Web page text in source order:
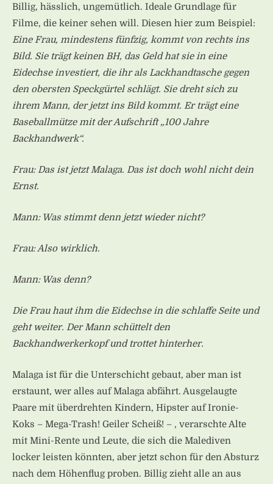
Billig, hässlich, ungemütlich. Ideale Grundlage für
Filme, die keiner sehen will. Diesen hier zum Beispiel:
Eine Frau, mindestens fünfzig, kommt von rechts ins
Bild. Sie trägt keinen BH, das Geld hat sie in eine
Eidechse investiert, die ihr als Lackhandtasche gegen
den obersten Speckgürtel schlägt. Sie dreht sich zu
ihrem Mann, der jetzt ins Bild kommt. Er trägt eine
Baseballmütze mit der Aufschrift „100 Jahre
Backhandwerk“.
Frau: Das ist jetzt Malaga. Das ist doch wohl nicht dein
Ernst.
Mann: Was stimmt denn jetzt wieder nicht?
Frau: Also wirklich.
Mann: Was denn?
Die Frau haut ihm die Eidechse in die schlaffe Seite und
geht weiter. Der Mann schüttelt den
Backhandwerkerkopf und trottet hinterher.
Malaga ist für die Unterschicht gebaut, aber man ist
erstaunt, wer alles auf Malaga abfährt. Ausgelaugte
Paare mit überdrehten Kindern, Hipster auf Ironie-
Koks – Mega-Trash! Geiler Scheiß! – , verarschte Alte
mit Mini-Rente und Leute, die sich die Malediven
locker leisten könnten, aber jetzt schon für den Absturz
nach dem Höhenflug proben. Billig zieht alle an aus